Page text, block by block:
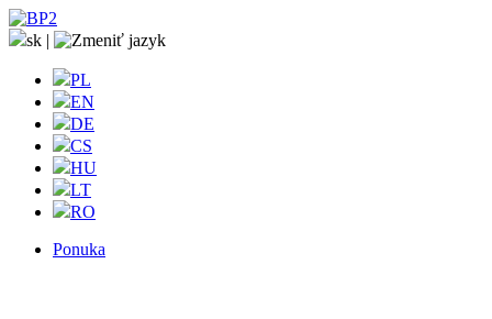
sk |
PL
EN
DE
CS
HU
LT
RO
Ponuka